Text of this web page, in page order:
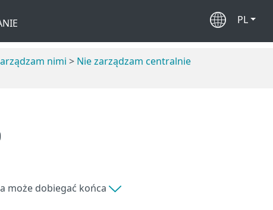
PL
nimi > Nie zarządzam centralnie
może dobiegać końca